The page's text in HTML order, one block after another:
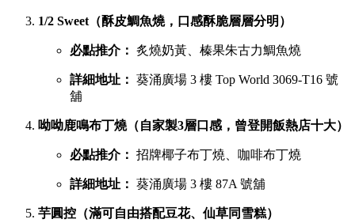
1/2 Sweet（酥皮鯛魚燒，口感酥脆層層分明）
必點推介： 炙燒奶黃、榛果朱古力鯛魚燒
詳細地址： 葵涌廣場 3 樓 Top World 3069-T16 號
舖
呦呦鹿鳴布丁燒（自家製3層口感，曾登開飯熱店十大）
必點推介： 招牌椰子布丁燒、咖啡布丁燒
詳細地址： 葵涌廣場 3 樓 87A 號舖
芋圓控（滿可自由搭配豆花、仙草同雪糕）